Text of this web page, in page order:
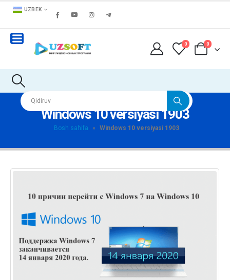
UZBEK
0 0
Windows 10 versiyasi 1903
Bosh sahifa » Windows 10 versiyasi 1903